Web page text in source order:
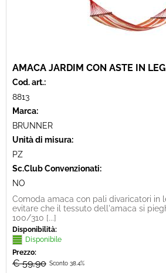
AMACA JARDIM CON ASTE IN
Cod. art.:
8813
Marca:
BRUNNER
Unità di misura:
PZ
Sc.Club Convenzionati:
NO
Comoda amaca con pali divaricatori in
evitare che il tessuto dell'amaca si
100/310 [...]
Disponibilità:
Disponibile
Prezzo:
€ 59,90 Sconto 38.4%